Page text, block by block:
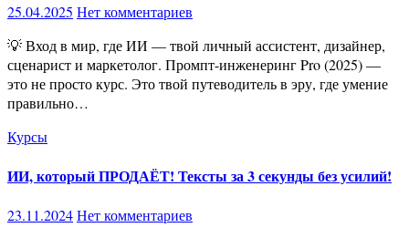
25.04.2025 Нет комментариев
💡 Вход в мир, где ИИ — твой личный ассистент, дизайнер,
сценарист и маркетолог. Промпт-инженеринг Pro (2025) —
это не просто курс. Это твой путеводитель в эру, где умение
правильно…
Курсы
ИИ, который ПРОДАЁТ! Тексты за 3 секунды без усилий!
23.11.2024Нет комментариев